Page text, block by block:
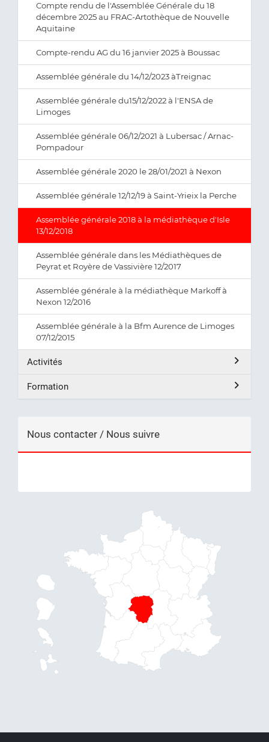
Compte rendu de l'Assemblée Générale du 18
décembre 2025 au FRAC-Artothèque de Nouvelle
Aquitaine
Compte-rendu AG du 16 janvier 2025 à Boussac
Assemblée générale du 14/12/2023 àTreignac
Assemblée générale du15/12/2022 à l'ENSA de
Limoges
Assemblée générale 06/12/2021 à Lubersac / Arnac-
Pompadour
Assemblée générale 2020 le 28/01/2021 à Nexon
Assemblée générale 12/12/19 à Saint-Yrieix la Perche
Assemblée générale 2018 à la médiathèque d'Isle
13/12/2018
Assemblée générale dans les Médiathèques de
Peyrat et Royère de Vassivière 12/2017
Assemblée générale à la médiathèque Markoff à
Nexon 12/2016
Assemblée générale à la Bfm Aurence de Limoges
07/12/2015
Activités
Formation
Nous contacter / Nous suivre